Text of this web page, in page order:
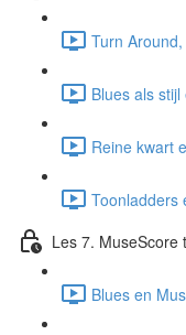
Turn
Blues als
Reine kwart
Toonladders
Les 7. MuseScore
Blues en